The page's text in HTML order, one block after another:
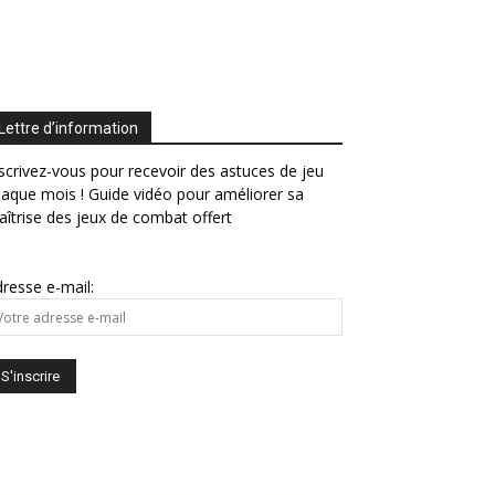
Lettre d’information
vous pour recevoir des astuces de jeu
mois ! Guide vidéo pour améliorer sa
des jeux de combat offert
e-mail: